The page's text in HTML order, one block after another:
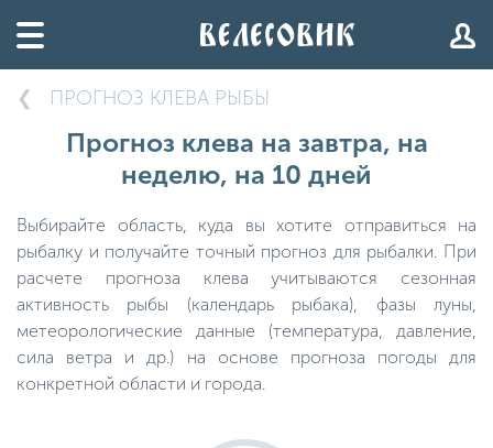
ПРОГНОЗ КЛЕВА РЫБЫ
Прогноз клева на завтра, на
неделю, на 10 дней
Выбирайте область, куда вы хотите отправиться на
рыбалку и получайте точный прогноз для рыбалки. При
расчете прогноза клева учитываются сезонная
активность рыбы (календарь рыбака), фазы луны,
метеорологические данные (температура, давление,
сила ветра и др.) на основе прогноза погоды для
конкретной области и города.